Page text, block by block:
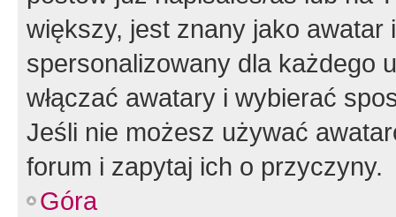
większy, jest znany jako
spersonalizowany dla każdego
włączać awatary i wybierać
Jeśli nie możesz używać
forum i zapytaj ich o przyczyny.
Góra